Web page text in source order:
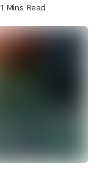
1 Mins Read